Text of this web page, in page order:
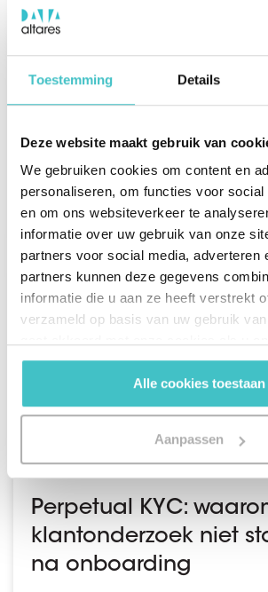
Toestemming Details
Deze website maakt gebruik van
We gebruiken cookies om content en
personaliseren, om functies voor social
en om ons websiteverkeer te
informatie over uw gebruik van onze
partners voor social media, adverteren
partners kunnen deze gegevens
informatie die u aan ze heeft verstrekt
verzameld op basis van uw gebruik
gebruiken.
Alle cookies toestaan
Aanpassen
AI-agents helpen B2B-bedrijven om
kwalificeren, prospects te vinden en
kansen te herkennen. In combinatie
betrouwbare bedrijfsdata werken ze
relevanter. Zo worden sales- en
efficiënter en worden kansrijke
LEES VERDER
Perpetual KYC:
klantonderzoek niet
na onboarding